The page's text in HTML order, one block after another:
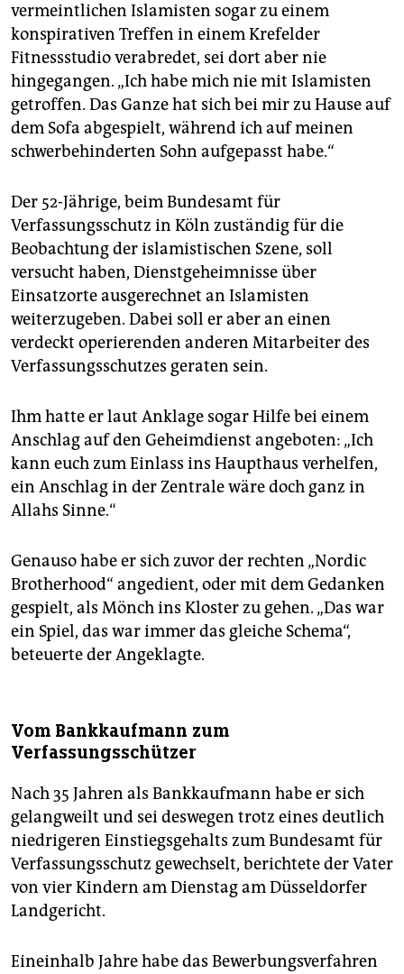
vermeintlichen Islamisten sogar zu einem
konspirativen Treffen in einem Krefelder
Fitnessstudio verabredet, sei dort aber nie
hingegangen. „Ich habe mich nie mit Islamisten
getroffen. Das Ganze hat sich bei mir zu Hause auf
dem Sofa abgespielt, während ich auf meinen
schwerbehinderten Sohn aufgepasst habe.“
Der 52-Jährige, beim Bundesamt für
Verfassungsschutz in Köln zuständig für die
Beobachtung der islamistischen Szene, soll
versucht haben, Dienstgeheimnisse über
Einsatzorte ausgerechnet an Islamisten
weiterzugeben. Dabei soll er aber an einen
verdeckt operierenden anderen Mitarbeiter des
Verfassungsschutzes geraten sein.
Ihm hatte er laut Anklage sogar Hilfe bei einem
Anschlag auf den Geheimdienst angeboten: „Ich
kann euch zum Einlass ins Haupthaus verhelfen,
ein Anschlag in der Zentrale wäre doch ganz in
Allahs Sinne.“
Genauso habe er sich zuvor der rechten „Nordic
Brotherhood“ angedient, oder mit dem Gedanken
gespielt, als Mönch ins Kloster zu gehen. „Das war
ein Spiel, das war immer das gleiche Schema“,
beteuerte der Angeklagte.
Vom Bankkaufmann zum
Verfassungsschützer
Nach 35 Jahren als Bankkaufmann habe er sich
gelangweilt und sei deswegen trotz eines deutlich
niedrigeren Einstiegsgehalts zum Bundesamt für
Verfassungsschutz gewechselt, berichtete der Vater
von vier Kindern am Dienstag am Düsseldorfer
Landgericht.
Eineinhalb Jahre habe das Bewerbungsverfahren